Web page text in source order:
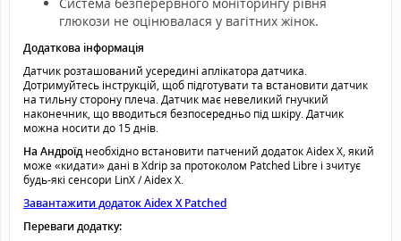
глюкози не оцінювалася у вагітних жінок.
Додаткова інформація
Датчик розташований усередині аплікатора датчика.
Дотримуйтесь інструкцій, щоб підготувати та встановити датчик
на тильну сторону плеча. Датчик має невеликий гнучкий
наконечник, що вводиться безпосередньо під шкіру. Датчик
можна носити до 15 днів.
На Андроїднеобхідно встановити патчений додаток Aidex X, який
може «кидати» дані в Xdrip за протоколом Patched Libre і зчитує
будь-які сенсори LinX / Aidex X.
Завантажити додатокAidex XPatched
Переваги додатку: